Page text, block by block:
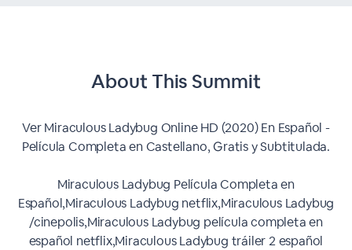
About This Summit
Ver Miraculous Ladybug Online HD (2020) En Español -
Película Completa en Castellano, Gratis y Subtitulada.
Miraculous Ladybug Película Completa en
Español,Miraculous Ladybug netflix,Miraculous Ladybug
/cinepolis,Miraculous Ladybug película completa en
español netflix,Miraculous Ladybug tráiler 2 español